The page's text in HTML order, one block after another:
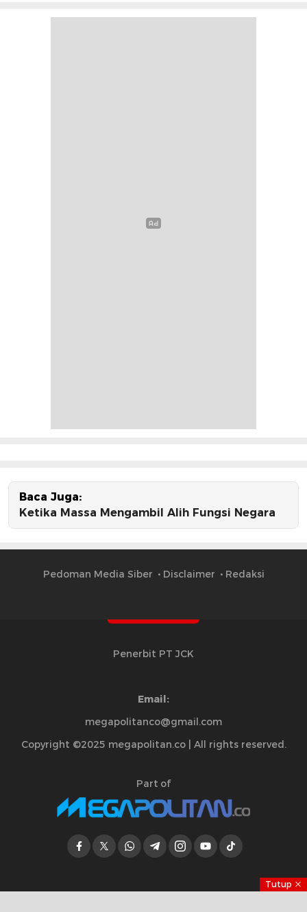
Baca Juga:
Ketika Massa Mengambil Alih Fungsi Negara
Pedoman Media Siber Disclaimer Redaksi
Penerbit PT JCK
Email:
megapolitanco@gmail.com
Copyright ©2025 megapolitan.co | All rights reserved.
Part of
Tutup